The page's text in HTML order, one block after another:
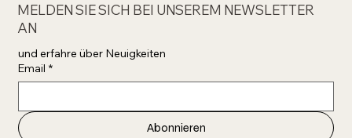
MELDEN SIE SICH BEI UNSEREM NEWSLETTER
AN
Email *
Abonnieren